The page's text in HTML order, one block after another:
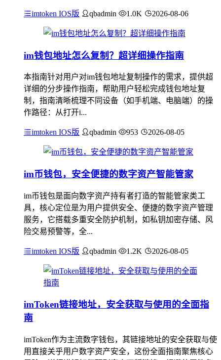
imtoken IOS版 qbadmin 1.0K 2026-08-06
im钱包地址怎么复制？超详细操作指南
本指南针对用户对im钱包地址复制操作的需求，提供超
详细的分步操作指南，帮助用户轻松完成钱包地址复
制，指南清晰梳理不同设备（如手机端、电脑端）的操
作路径：从打开i...
imtoken IOS版 qbadmin 953 2026-08-05
im币钱包，安全便捷的数字资产智能管家
im币钱包是面向数字资产持有者打造的智能管家类工
具，核心定位是为用户提供安全、便捷的数字资产管理
服务，它搭载多重安全防护机制，如私钥加密存储、风
险交易预警等，全...
imtoken IOS版 qbadmin 1.2K 2026-08-05
imToken链接地址，安全获取与使用的全面指
南
imToken作为主流数字钱包，其链接地址的安全获取与使
用直接关乎用户数字资产安全，这份全面指南聚焦核心